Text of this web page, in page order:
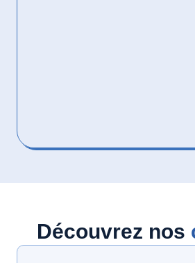
Découvrez nos